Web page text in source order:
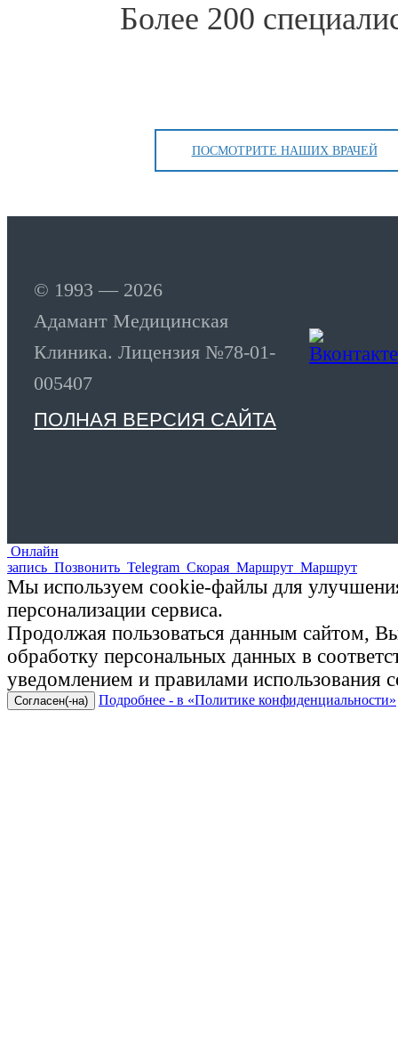
Более 200
ПОСМОТРИТЕ НАШИХ ВРАЧЕЙ
© 1993 — 2026
Адамант Медицинская
Клиника. Лицензия №78-01-
005407
ПОЛНАЯ ВЕРСИЯ САЙТА
Онлайн
запись Позвонить Telegram Скорая Маршрут Маршрут
Мы используем cookie-файлы для
персонализации сервиса.
Продолжая пользоваться данным сайтом, Вы
обработку персональных данных в
уведомлением и правилами использования
Согласен(-на) Подробнее - в «Политике конфиденциальности»